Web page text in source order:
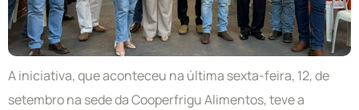
A iniciativa, que aconteceu na última sexta-feira, 12, de
setembro na sede da Cooperfrigu Alimentos, teve a